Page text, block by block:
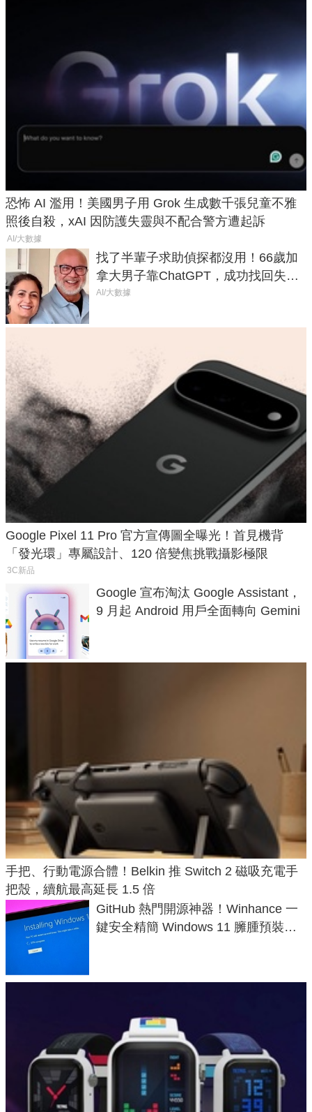
恐怖 AI 濫用！美國男子用 Grok 生成數千張兒童不雅
照後自殺，xAI 因防護失靈與不配合警方遭起訴
AI/大數據
找了半輩子求助偵探都沒用！66歲加
拿大男子靠ChatGPT，成功找回失散
50年家人
AI/大數據
Google Pixel 11 Pro 官方宣傳圖全曝光！首見機背
「發光環」專屬設計、120 倍變焦挑戰攝影極限
3C新品
Google 宣布淘汰 Google Assistant，
9 月起 Android 用戶全面轉向 Gemini
手把、行動電源合體！Belkin 推 Switch 2 磁吸充電手
把殼，續航最高延長 1.5 倍
GitHub 熱門開源神器！Winhance 一
鍵安全精簡 Windows 11 臃腫預裝軟